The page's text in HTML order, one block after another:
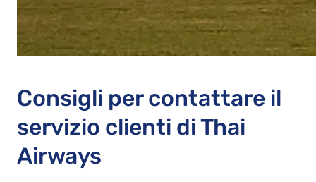
Consigli per contattare il
servizio clienti di Thai
Airways